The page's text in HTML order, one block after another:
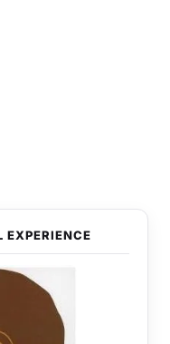
EXPERIENCE